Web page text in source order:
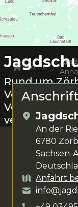
Rund um
Voigtsteht dir
Verfügung.
Home
An der
6780
Sachsen-
Anfahrt